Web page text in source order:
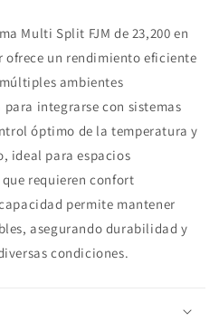
Multi Split FJM de 23,200 en
ofrece un rendimiento eficiente
ambientes
integrarse con sistemas
óptimo de la temperatura y
ideal para espacios
requieren confort
permite mantener
asegurando durabilidad y
condiciones.